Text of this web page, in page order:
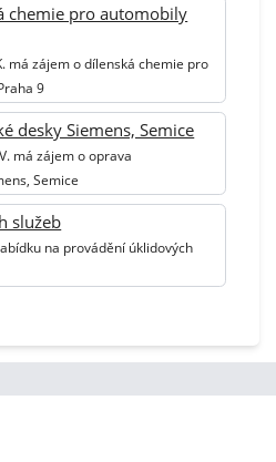
chemie pro automobily
má zájem o dílenská chemie pro
9
desky Siemens, Semice
má zájem o oprava
Semice
služeb
na provádění úklidových